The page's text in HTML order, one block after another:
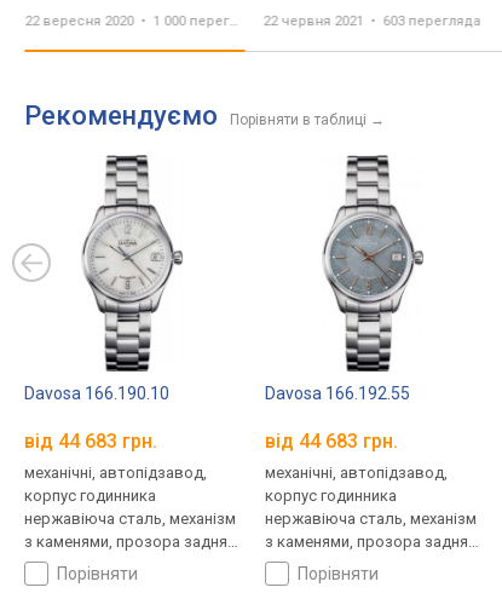
22 вересня 2020 1 000 переглядів
C035.007.11.117.00
(C0350071111700) -
22 червня 2021 603 перегляда
Рекомендуємо Порівняти в таблиці →
Davosa 166.190.10
від 44 683 грн.
механічні, автопідзавод,
корпус годинника
нержавіюча сталь, механізм
з каменями, прозора задня
кришка, ремінець: браслет
сталь, WR 50, Швейцарія
порівняти
Davosa 166.192.55
від 44 683 грн.
механічні, автопідзавод,
корпус годинника
нержавіюча сталь, механізм
з каменями, прозора задня
кришка, ремінець: браслет
сталь, WR 50, Швейцарія
порівняти